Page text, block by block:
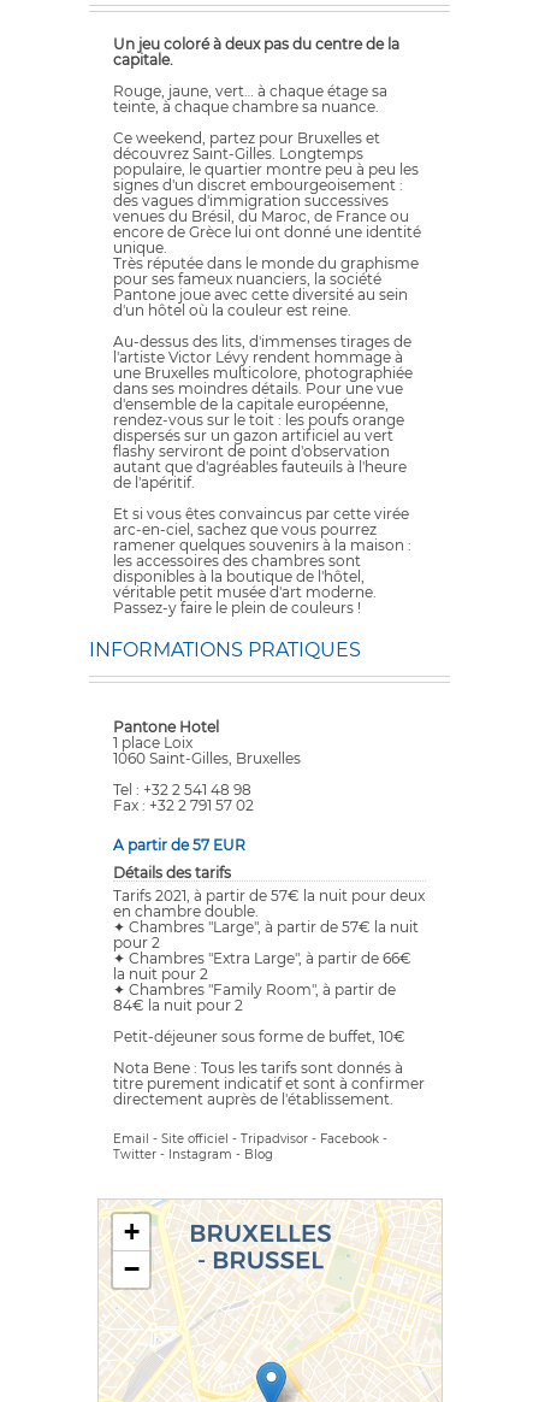
Un jeu coloré à deux pas du centre de la
capitale.
Rouge, jaune, vert… à chaque étage sa
teinte, à chaque chambre sa nuance.
Ce weekend, partez pour Bruxelles et
découvrez Saint-Gilles. Longtemps
populaire, le quartier montre peu à peu les
signes d'un discret embourgeoisement :
des vagues d'immigration successives
venues du Brésil, du Maroc, de France ou
encore de Grèce lui ont donné une identité
unique.
Très réputée dans le monde du graphisme
pour ses fameux nuanciers, la société
Pantone joue avec cette diversité au sein
d'un hôtel où la couleur est reine.
Au-dessus des lits, d'immenses tirages de
l'artiste Victor Lévy rendent hommage à
une Bruxelles multicolore, photographiée
dans ses moindres détails. Pour une vue
d'ensemble de la capitale européenne,
rendez-vous sur le toit : les poufs orange
dispersés sur un gazon artificiel au vert
flashy serviront de point d'observation
autant que d'agréables fauteuils à l'heure
de l'apéritif.
Et si vous êtes convaincus par cette virée
arc-en-ciel, sachez que vous pourrez
ramener quelques souvenirs à la maison :
les accessoires des chambres sont
disponibles à la boutique de l'hôtel,
véritable petit musée d'art moderne.
Passez-y faire le plein de couleurs !
INFORMATIONS PRATIQUES
Pantone Hotel
1 place Loix
1060 Saint-Gilles, Bruxelles
Tel : +32 2 541 48 98
Fax : +32 2 791 57 02
A partir de 57 EUR
Détails des tarifs
Tarifs 2021, à partir de 57€ la nuit pour deux
en chambre double.
✦ Chambres "Large", à partir de 57€ la nuit
pour 2
✦ Chambres "Extra Large", à partir de 66€
la nuit pour 2
✦ Chambres "Family Room", à partir de
84€ la nuit pour 2
Petit-déjeuner sous forme de buffet, 10€
Nota Bene : Tous les tarifs sont donnés à
titre purement indicatif et sont à confirmer
directement auprès de l'établissement.
Email - Site officiel - Tripadvisor - Facebook -
Twitter - Instagram - Blog
+
−